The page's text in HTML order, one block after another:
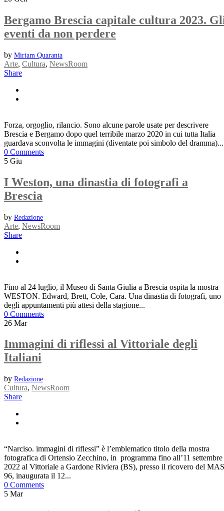
Bergamo Brescia capitale cultura 2023.
eventi da non perdere
by Miriam Quaranta
Arte, Cultura, NewsRoom
Share
Forza, orgoglio, rilancio. Sono alcune parole usate per descrivere
Brescia e Bergamo dopo quel terribile marzo 2020 in cui tutta Italia
guardava sconvolta le immagini (diventate poi simbolo del dramma)...
0 Comments
5 Giu
I Weston, una dinastia di fotografi a
Brescia
by Redazione
Arte, NewsRoom
Share
Fino al 24 luglio, il Museo di Santa Giulia a Brescia ospita la mostra
WESTON. Edward, Brett, Cole, Cara. Una dinastia di fotografi, uno
degli appuntamenti più attesi della stagione...
0 Comments
26 Mar
Immagini di riflessi al Vittoriale degli
Italiani
by Redazione
Cultura, NewsRoom
Share
“Narciso. immagini di riflessi” è l’emblematico titolo della mostra
fotografica di Ortensio Zecchino, in programma fino all’11 settembre
2022 al Vittoriale a Gardone Riviera (BS), presso il ricovero del MAS
96, inaugurata il 12...
0 Comments
5 Mar